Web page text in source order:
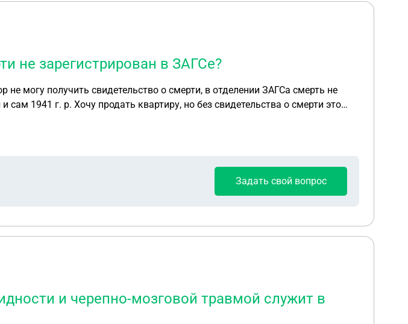
не зарегистрирован в ЗАГСе?
могу получить свидетельство о смерти, в отделении ЗАГСа смерть не
1941 г. р. Хочу продать квартиру, но без свидетельства о смерти это
Задать свой вопрос
и черепно-мозговой травмой служит в